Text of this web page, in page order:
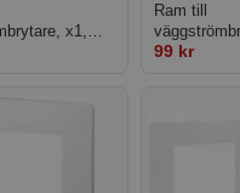
x1,
Wall Switch
Ram till
Svart,
99 kr